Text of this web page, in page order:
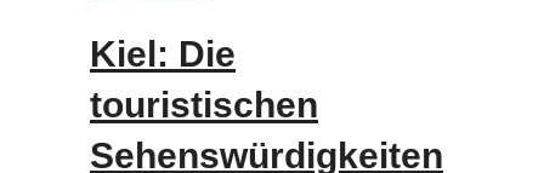
Kiel: Die
touristischen
Sehenswürdigkeiten